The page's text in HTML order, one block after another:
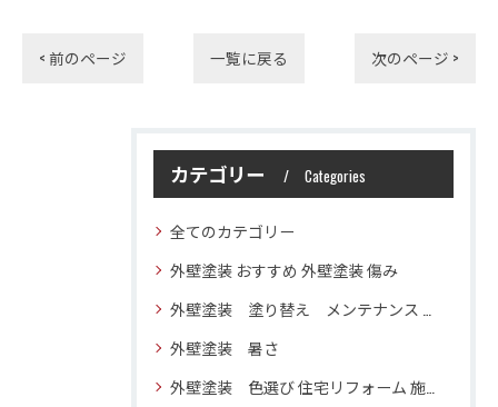
< 前のページ 一覧に戻る 次のページ >
カテゴリー Categories
全てのカテゴリー
外壁塗装 おすすめ 外壁塗装 傷み
外壁塗装 塗り替え メンテナンス 住宅塗装
外壁塗装 暑さ
外壁塗装 色選び 住宅リフォーム 施工技術